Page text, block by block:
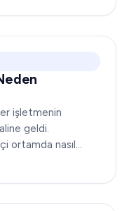
işletmenin
geldi.
ortamda nasıl
geçtiği,